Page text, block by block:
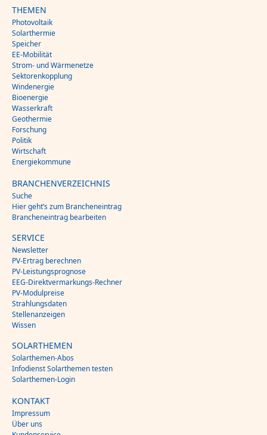
THEMEN
Photovoltaik
Solarthermie
Speicher
EE-Mobilität
Strom- und Wärmenetze
Sektorenkopplung
Windenergie
Bioenergie
Wasserkraft
Geothermie
Forschung
Politik
Wirtschaft
Energiekommune
BRANCHENVERZEICHNIS
Suche
Hier geht’s zum Brancheneintrag
Brancheneintrag bearbeiten
SERVICE
Newsletter
PV-Ertrag berechnen
PV-Leistungsprognose
EEG-Direktvermarkungs-Rechner
PV-Modulpreise
Strahlungsdaten
Stellenanzeigen
Wissen
SOLARTHEMEN
Solarthemen-Abos
Infodienst Solarthemen testen
Solarthemen-Login
KONTAKT
Impressum
Über uns